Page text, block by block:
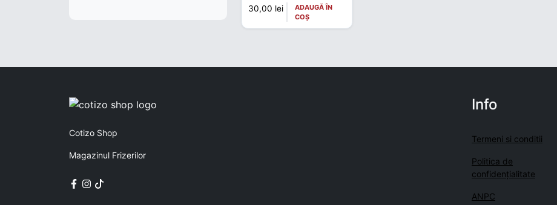
30,00 lei
ADAUGĂ ÎN
COȘ
Cotizo Shop
Magazinul Frizerilor
Info
Termeni si conditii
Politica de
confidenţialitate
ANPC